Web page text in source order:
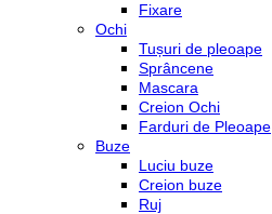
Fixare
Ochi
Tușuri de pleoape
Sprâncene
Mascara
Creion Ochi
Farduri de Pleoape
Buze
Luciu buze
Creion buze
Ruj